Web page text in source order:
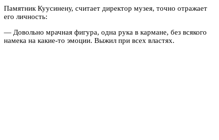
Памятник Куусинену, считает директор музея, точно отражает
его личность:
— Довольно мрачная фигура, одна рука в кармане, без всякого
намека на какие-то эмоции. Выжил при всех властях.